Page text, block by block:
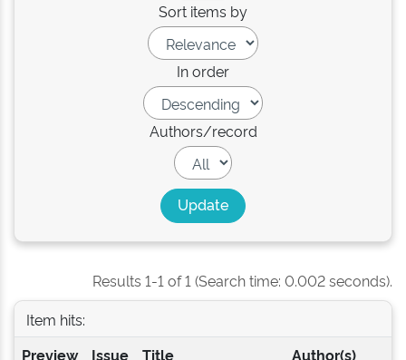
Sort items by
In order
Authors/record
Results 1-1 of 1 (Search time: 0.002 seconds).
Item hits:
Preview
Issue
Title Author(s)